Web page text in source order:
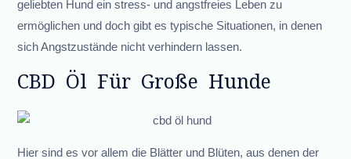
geliebten Hund ein stress- und angstfreies Leben zu
ermöglichen und doch gibt es typische Situationen, in denen
sich Angstzustände nicht verhindern lassen.
CBD Öl Für Große Hunde
Hier sind es vor allem die Blätter und Blüten, aus denen der